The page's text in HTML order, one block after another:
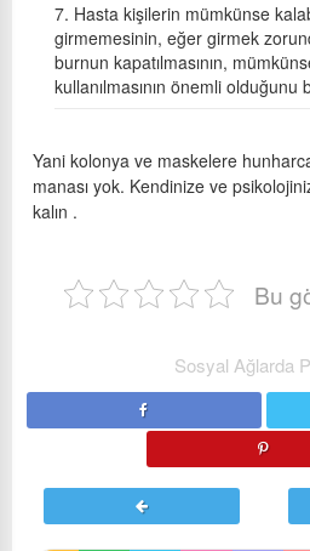
Hasta kişilerin mümkünse
girmemesinin, eğer girmek
burnun kapatılmasının,
kullanılmasının önemli olduğunu
Yani kolonya ve maskelere
manası yok. Kendinize ve
kalın .
Bu
Sosyal Ağlarda